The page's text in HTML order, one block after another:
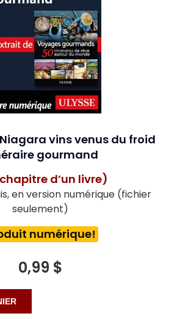
vins venus du froid
gourmand
d’un livre)
en version numérique (fichier
seulement)
numérique!
0,99 $